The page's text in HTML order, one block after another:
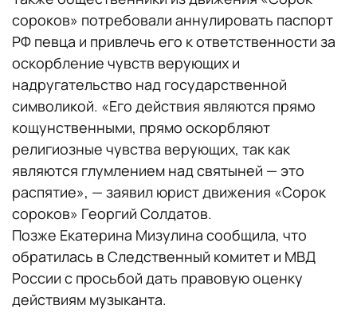
сороков» потребовали аннулировать паспорт
РФ певца и привлечь его к ответственности за
оскорбление чувств верующих и
надругательство над государственной
символикой. «Его действия являются прямо
кощунственными, прямо оскорбляют
религиозные чувства верующих, так как
являются глумлением над святыней — это
распятие», — заявил юрист движения «Сорок
сороков» Георгий Солдатов.
Позже Екатерина Мизулина сообщила, что
обратилась в Следственный комитет и МВД
России с просьбой дать правовую оценку
действиям музыканта.